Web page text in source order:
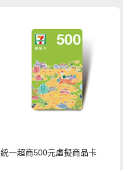
統一超商500元虛擬商品卡